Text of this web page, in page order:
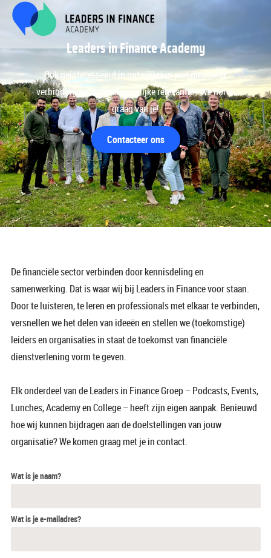
Leaders in Finance Academy
Ook geïnteresseerd in ontwikkelen met diepgang,
verbinding en maatschappelijke relevantie? We horen
graag van je!
Contacteer ons
De financiële sector verbinden door kennisdeling en
samenwerking. Dat is waar wij bij Leaders in Finance voor staan.
Door te luisteren, te leren en professionals met elkaar te verbinden,
versnellen we het delen van ideeën en stellen we (toekomstige)
leiders en organisaties in staat de toekomst van financiële
dienstverlening vorm te geven.
Elk onderdeel van de Leaders in Finance Groep – Podcasts, Events,
Lunches, Academy en College – heeft zijn eigen aanpak. Benieuwd
hoe wij kunnen bijdragen aan de doelstellingen van jouw
organisatie? We komen graag met je in contact.
Wat is je naam?
Wat is je e-mailadres?